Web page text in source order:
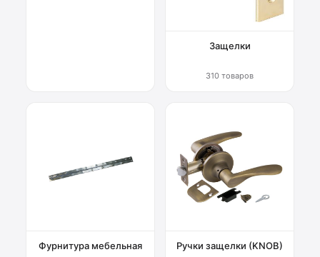
Защелки
310 товаров
Фурнитура мебельная Ручки защелки (KNOB)